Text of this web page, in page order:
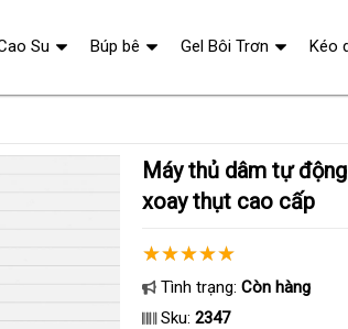
Máy thủ dâm tự động Leten Star War âm đạo giả rung
xoay thụt cao cấp
Tình trạng: Còn hàng
Sku: 2347
Su Búp bê Gel Bôi Trơn Kéo